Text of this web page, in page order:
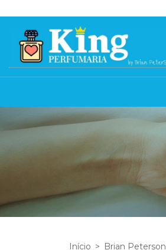
Início > Brian Peterson